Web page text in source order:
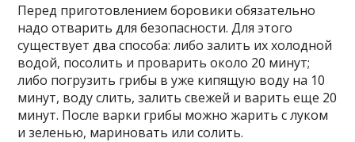
Перед приготовлением боровики обязательно
надо отварить для безопасности. Для этого
существует два способа: либо залить их холодной
водой, посолить и проварить около 20 минут;
либо погрузить грибы в уже кипящую воду на 10
минут, воду слить, залить свежей и варить еще 20
минут. После варки грибы можно жарить с луком
и зеленью, мариновать или солить.